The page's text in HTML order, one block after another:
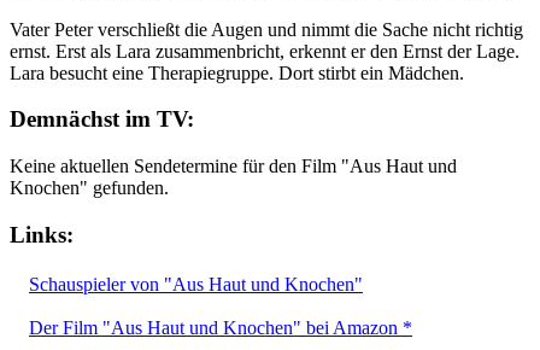
Vater Peter verschließt die Augen und nimmt die Sache nicht richtig
ernst. Erst als Lara zusammenbricht, erkennt er den Ernst der Lage.
Lara besucht eine Therapiegruppe. Dort stirbt ein Mädchen.
Demnächst im TV:
Keine aktuellen Sendetermine für den Film "Aus Haut und
Knochen" gefunden.
Links:
Schauspieler von "Aus Haut und Knochen"
Der Film "Aus Haut und Knochen" bei Amazon *